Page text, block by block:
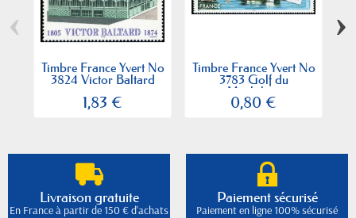
Timbre France Yvert No
3824 Victor Baltard
1,83 €
Timbre France Yvert No
3783 Golf du
Morbihan
0,80 €
‹ ›
Livraison gratuite
En France à partir de 150 € d'achats
Paiement sécurisé
Paiement en ligne 100% sécurisé